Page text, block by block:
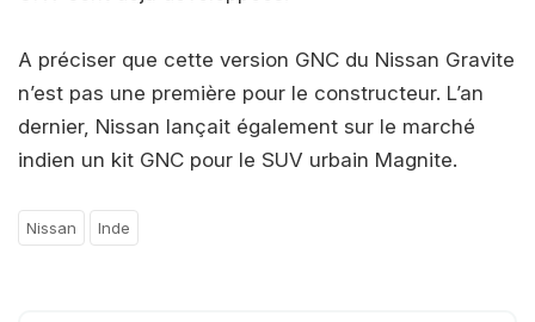
A préciser que cette version GNC du Nissan Gravite
n’est pas une première pour le constructeur. L’an
dernier, Nissan lançait également sur le marché
indien un kit GNC pour le SUV urbain Magnite.
Nissan Inde